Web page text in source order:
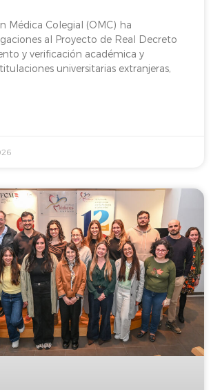
Médica Colegial (OMC) ha
al Proyecto de Real Decreto
y verificación académica y
universitarias extranjeras,